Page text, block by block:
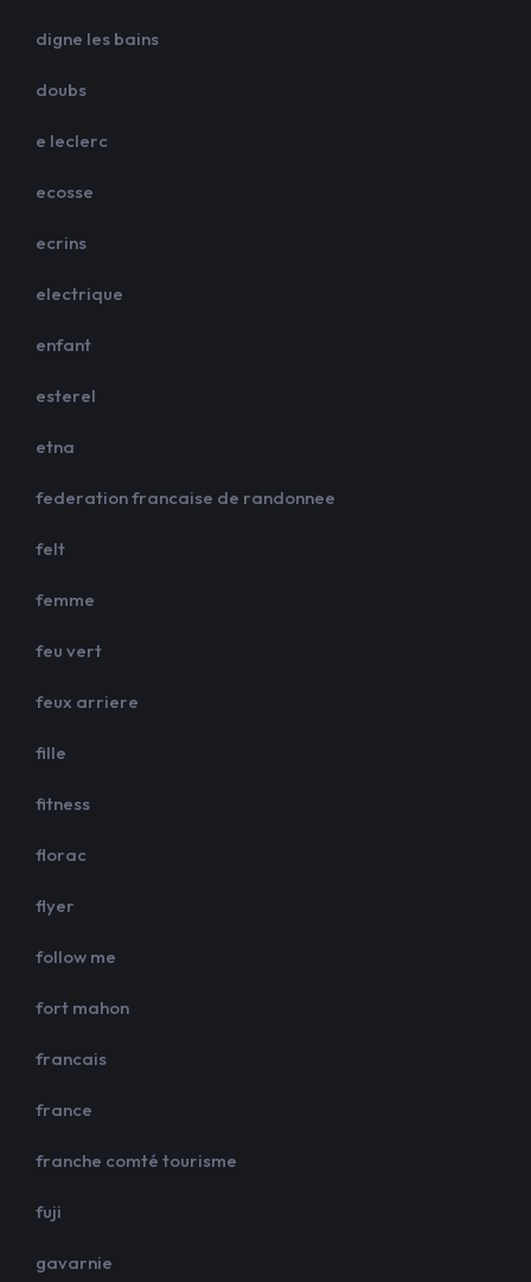
digne les bains
doubs
e leclerc
ecosse
ecrins
electrique
enfant
esterel
etna
federation francaise de randonnee
felt
femme
feu vert
feux arriere
fille
fitness
florac
flyer
follow me
fort mahon
francais
france
franche comté tourisme
fuji
gavarnie